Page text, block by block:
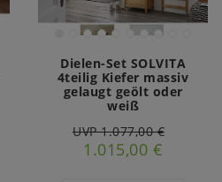
Dielen-Set SOLVITA
4teilig Kiefer massiv
gelaugt geölt oder
weiß
UVP 1.077,00 €
1.015,00 €